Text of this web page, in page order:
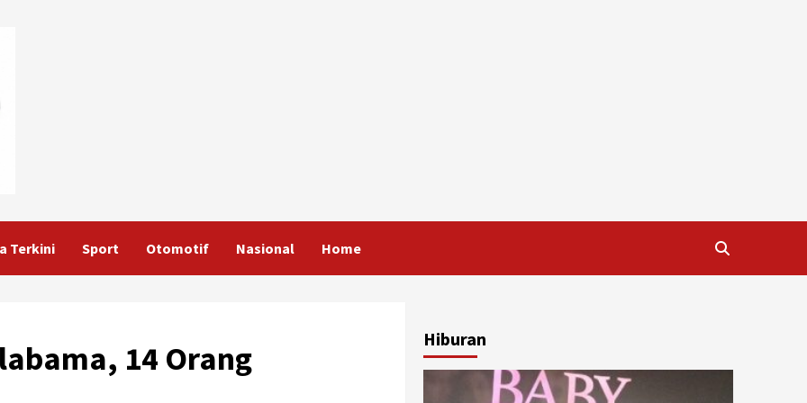
Terkini Sport Otomotif Nasional Home
14 Orang
Hiburan